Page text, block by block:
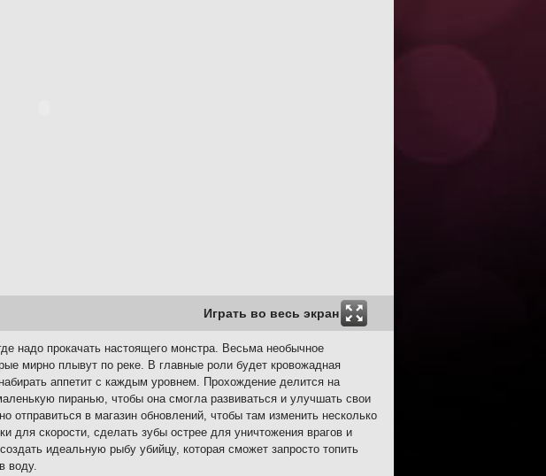
Играть во весь экран
надо прокачать настоящего монстра. Весьма необычное
мирно плывут по реке. В главные роли будет кровожадная
аппетит с каждым уровнем. Прохождение делится на
пиранью, чтобы она смогла развиваться и улучшать свои
отправиться в магазин обновлений, чтобы там изменить несколько
для скорости, сделать зубы острее для уничтожения врагов и
идеальную рыбу убийцу, которая сможет запросто топить
воду.